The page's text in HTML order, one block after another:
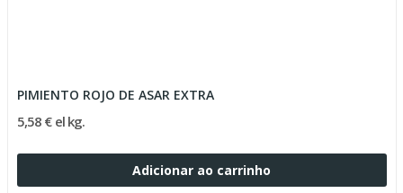
PIMIENTO ROJO DE ASAR EXTRA
5,58 € el kg.
Adicionar ao carrinho